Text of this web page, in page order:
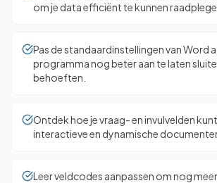
om je data efficiënt te kunnen
Pas de standaardinstellingen van Word
programma nog beter aan te laten
behoeften.
Ontdek hoe je vraag- en invulvelden
interactieve en dynamische
Leer veldcodes aanpassen om nog